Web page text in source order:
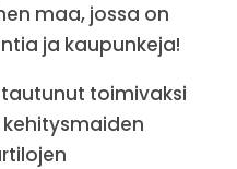
maa, jossa on
ja kaupunkeja!
toimivaksi